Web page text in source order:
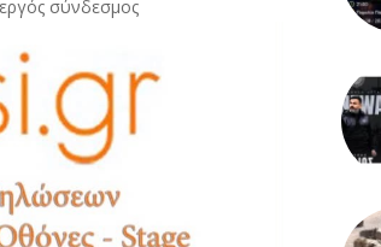
σύνδεσμος